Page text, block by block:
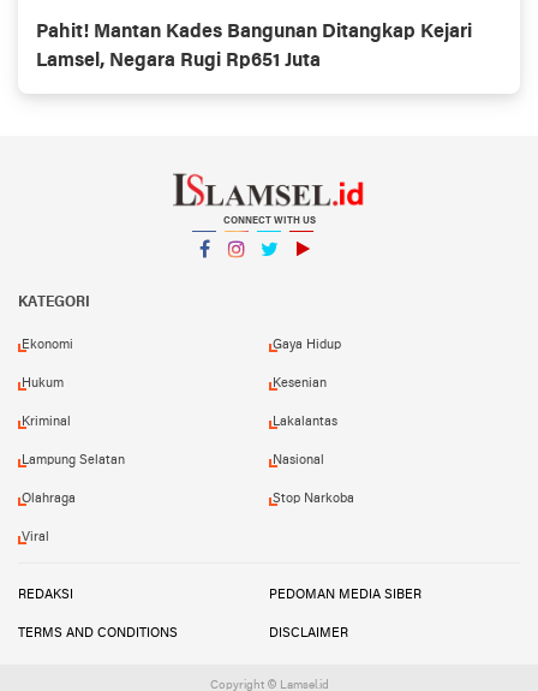
Pahit! Mantan Kades Bangunan Ditangkap Kejari
Lamsel, Negara Rugi Rp651 Juta
CONNECT WITH US
KATEGORI
Ekonomi Gaya Hidup
Hukum Kesenian
Kriminal Lakalantas
Lampung Selatan Nasional
Olahraga Stop Narkoba
Viral
REDAKSI PEDOMAN MEDIA SIBER
TERMS AND CONDITIONS DISCLAIMER
Copyright © Lamsel.id